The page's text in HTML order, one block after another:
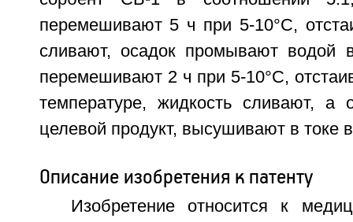
перемешивают 5 ч при 5-10°С,
сливают, осадок промывают водой
перемешивают 2 ч при 5-10°С,
температуре, жидкость сливают, а
целевой продукт, высушивают в токе
Описание изобретения к патенту
Изобретение относится к